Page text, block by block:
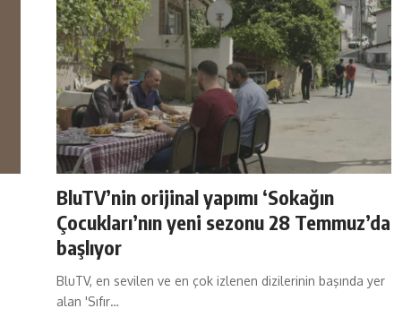
BluTV’nin orijinal yapımı ‘Sokağın
Çocukları’nın yeni sezonu 28 Temmuz’da
başlıyor
BluTV, en sevilen ve en çok izlenen dizilerinin başında yer
alan 'Sıfır…